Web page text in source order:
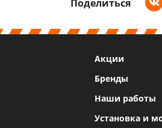
Поделиться
Акции
Бренды
Наши работы
Установка и